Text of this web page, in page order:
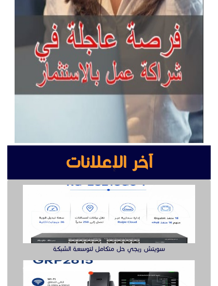
آخر الإعلانات
سويتش ريجي حل متكامل لتوسعة الشبكة
جراند ستريم هواتف
سويتش ريجي لشبكة أكثر مرونة هنا